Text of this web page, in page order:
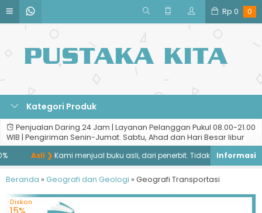
Rp 0 0
Kategori Produk
Penjualan Daring 24 Jam | Layanan Pelanggan Pukul 08.00-21.00
WIB | Pengiriman Senin-Jumat. Sabtu, Ahad dan Hari Besar libur
Asli ❯Kami menjual buku asli, dari penerbit. Tidak menjual buku
Beranda » Geografi dan Geologi » Geografi Transportasi
Diskon